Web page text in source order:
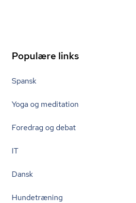
Populære links
Spansk
Yoga og meditation
Foredrag og debat
IT
Dansk
Hundetræning